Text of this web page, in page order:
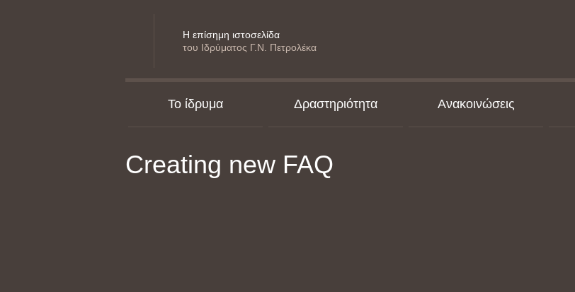
Η επίσημη ιστοσελίδα
του Ιδρύματος Γ.Ν. Πετρολέκα
Το ίδρυμα Δραστηριότητα Ανακοινώσεις
Creating new FAQ